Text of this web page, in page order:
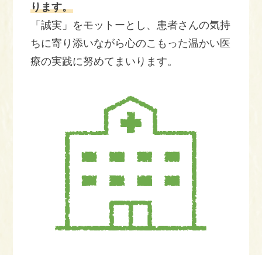
ります。
「誠実」をモットーとし、患者さんの気持
ちに寄り添いながら心のこもった温かい医
療の実践に努めてまいります。